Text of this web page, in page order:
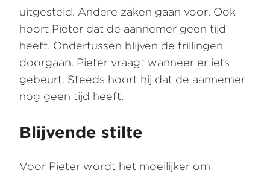
uitgesteld. Andere zaken gaan voor. Ook
hoort Pieter dat de aannemer geen tijd
heeft. Ondertussen blijven de trillingen
doorgaan. Pieter vraagt wanneer er iets
gebeurt. Steeds hoort hij dat de aannemer
nog geen tijd heeft.
Blijvende stilte
Voor Pieter wordt het moeilijker om